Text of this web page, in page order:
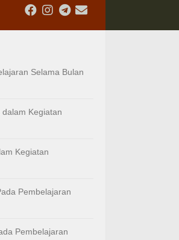
Selama Bulan
Kegiatan
Kegiatan
Pembelajaran
Pembelajaran